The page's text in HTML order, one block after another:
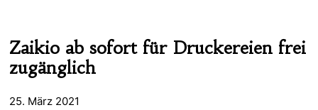
Zaikio ab sofort für Druckereien frei
zugänglich
25. März 2021